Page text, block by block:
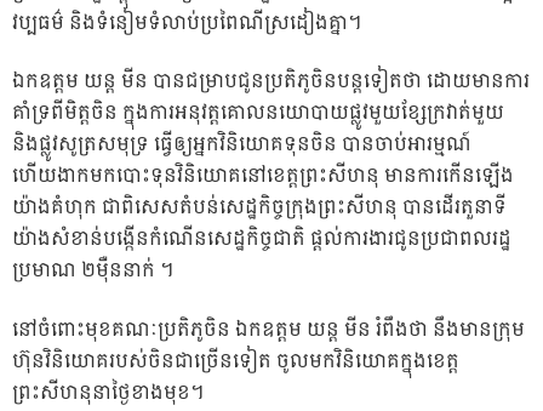
វប្បធម៌ និងទំនៀមទំលាប់ប្រពៃណីស្រដៀងគ្នា។
ឯកឧត្តម យន្ត មីន បានជម្រាបជូនប្រតិភូចិនបន្តទៀតថា ដោយមានការ
គាំទ្រពីមិត្តចិន ក្នុងការអនុវត្តគោលនយោបាយផ្លូវមួយខ្សែក្រវាត់មួយ
និងផ្លូវសូត្រសមុទ្រ ធ្វើឲ្យអ្នកវិនិយោគទុនចិន បានចាប់អារម្មណ៍
ហើយងាកមកបោះទុនវិនិយោគនៅខេត្តព្រះសីហនុ មានការកើនឡើង
យ៉ាងគំហុក ជាពិសេសតំបន់សេដ្ឋកិច្ចក្រុងព្រះសីហនុ បានដើរតួនាទី
យ៉ាងសំខាន់បង្កើនកំណើនសេដ្ឋកិច្ចជាតិ ផ្តល់ការងារជូនប្រជាពលរដ្ឋ
ប្រមាណ ២ម៉ឺននាក់ ។
នៅចំពោះមុខគណៈប្រតិភូចិន ឯកឧត្តម យន្ត មីន រំពឹងថា នឹងមានក្រុម
ហ៊ុនវិនិយោគរបស់ចិនជាច្រើនទៀត ចូលមកវិនិយោគក្នុងខេត្ត
ព្រះសីហនុនាថ្ងៃខាងមុខ។